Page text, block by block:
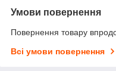
Умови повернення
Повернення товару
Всі умови повернення